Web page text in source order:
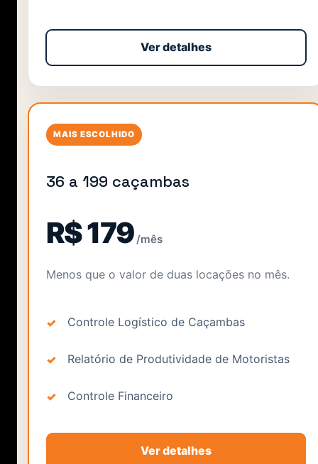
Ver detalhes
MAIS ESCOLHIDO
36 a 199 caçambas
R$ 179 /mês
Menos que o valor de duas locações no mês.
Controle Logístico de Caçambas
Relatório de Produtividade de Motoristas
Controle Financeiro
Ver detalhes